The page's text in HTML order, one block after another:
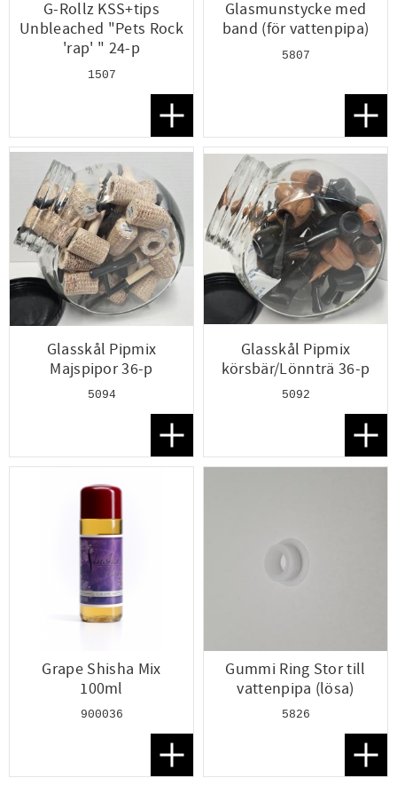
G-Rollz KSS+tips
Unbleached "Pets Rock
'rap' " 24-p
1507
Lägg till i favoriter
Glasmunstycke med
band (för vattenpipa)
5807
Glasskål Pipmix
Majspipor 36-p
5094
Lägg till i favoriter
Glasskål Pipmix
körsbär/Lönnträ 36-p
5092
Grape Shisha Mix
100ml
900036
Lägg till i favoriter
Gummi Ring Stor till
vattenpipa (lösa)
5826